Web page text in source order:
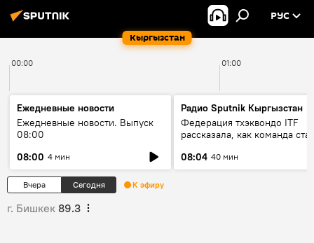
Кыргызстан
РУС
00:00 01:00
Ежедневные новости
Ежедневные новости. Выпуск
08:00
08:00 4 мин
Радио Sputnik Кыргызстан
Федерация тхэквондо ITF
рассказала, как команда
08:04 40 мин
Вчера Сегодня К эфиру
г. Бишкек 89.3